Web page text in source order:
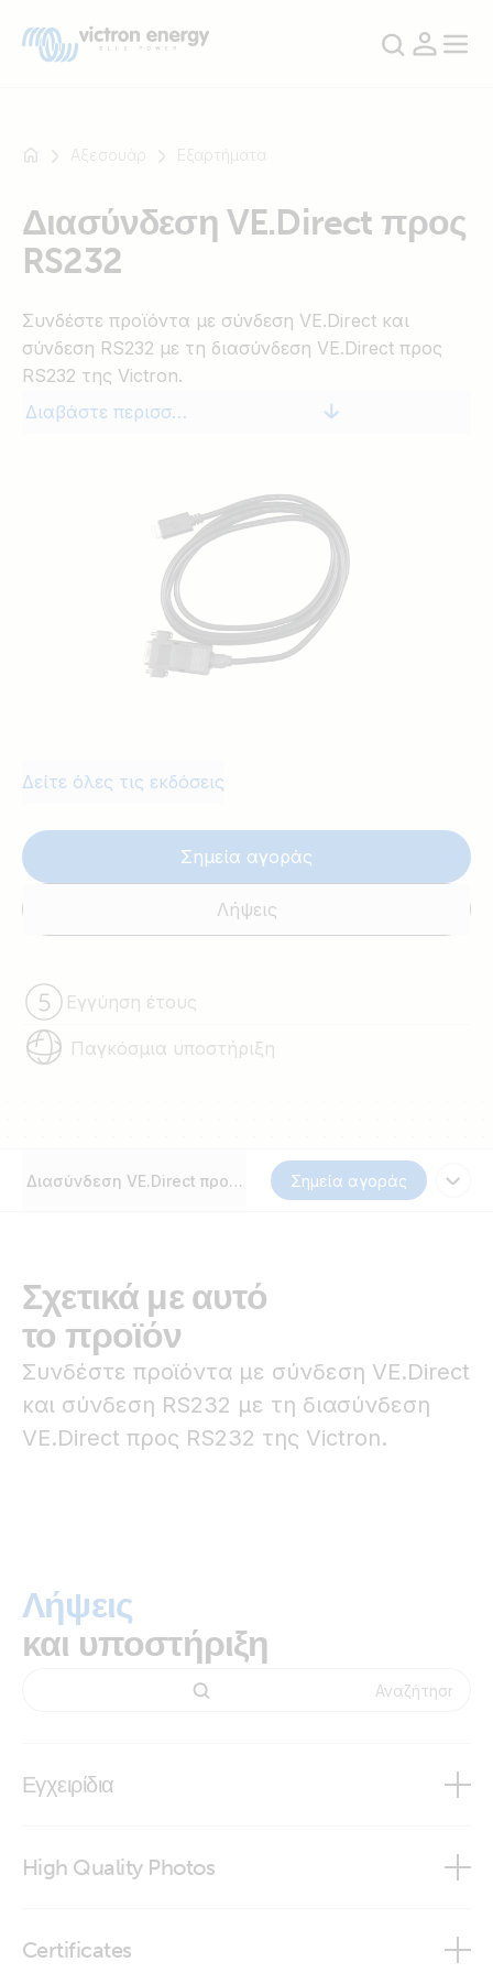
παράδειγμα
Multiplus-
Orion
SmartShunt
Αξεσουάρ Εξαρτήματα
Διασύνδεση VE.Direct προς
RS232
Συνδέστε προϊόντα με σύνδεση VE.Direct και
σύνδεση RS232 με τη διασύνδεση VE.Direct προς
RS232 της Victron.
Διαβάστε περισσότερα
Δείτε όλες τις εκδόσεις
Σημεία αγοράς
Λήψεις
Εγγύηση έτους
Παγκόσμια υποστήριξη
Διασύνδεση VE.Direct προς RS232 Σημεία αγοράς
Σχετικά με αυτό
το προϊόν
Συνδέστε προϊόντα με σύνδεση VE.Direct
και σύνδεση RS232 με τη διασύνδεση
VE.Direct προς RS232 της Victron.
Λήψεις
και υποστήριξη
Εγχειρίδια
High Quality Photos
Certificates